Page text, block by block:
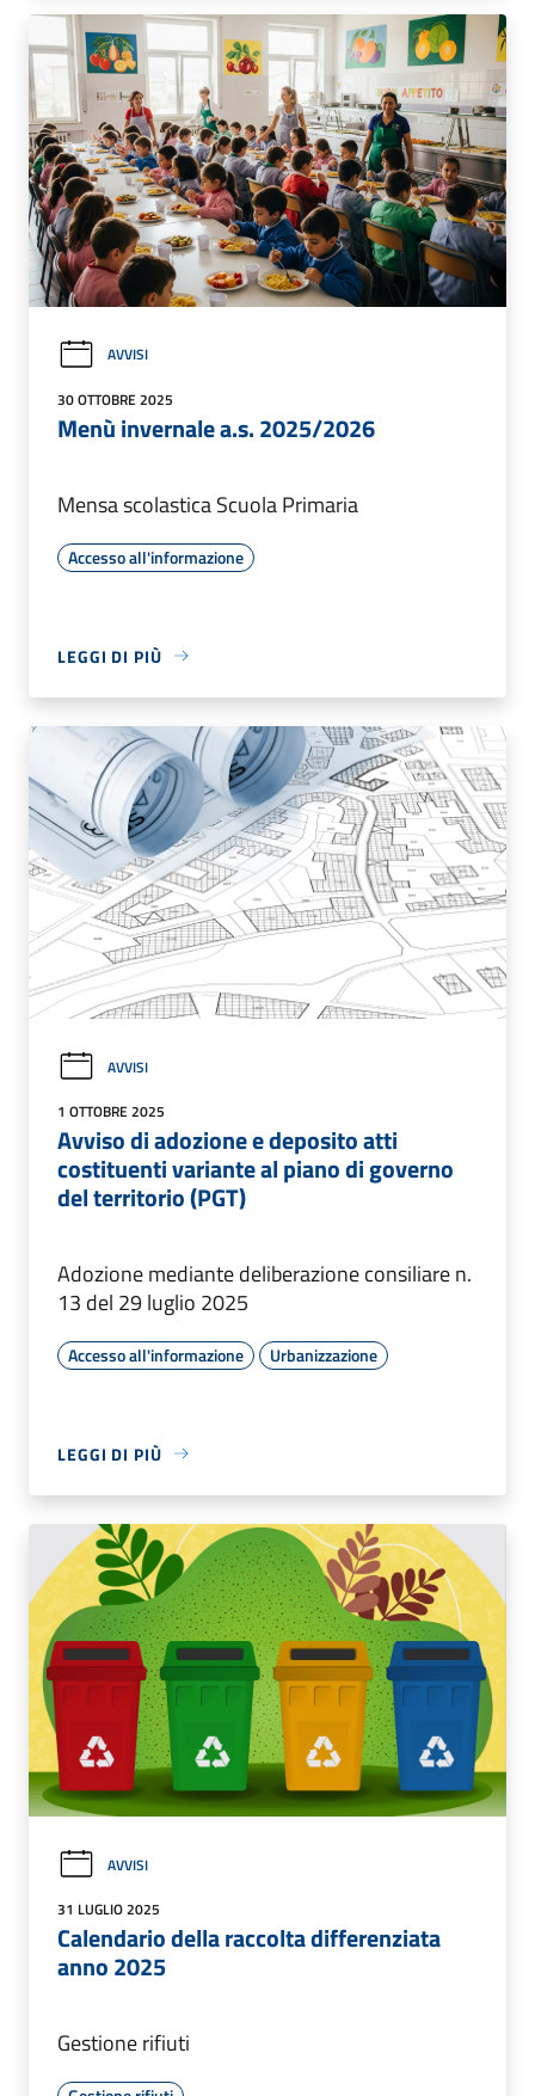
AVVISI
30 OTTOBRE 2025
Menù invernale a.s. 2025/2026
Mensa scolastica Scuola Primaria
Accesso all'informazione
LEGGI DI PIÙ
AVVISI
1 OTTOBRE 2025
Avviso di adozione e deposito atti
costituenti variante al piano di governo
del territorio (PGT)
Adozione mediante deliberazione consiliare n.
13 del 29 luglio 2025
Accesso all'informazione Urbanizzazione
LEGGI DI PIÙ
AVVISI
31 LUGLIO 2025
Calendario della raccolta differenziata
anno 2025
Gestione rifiuti